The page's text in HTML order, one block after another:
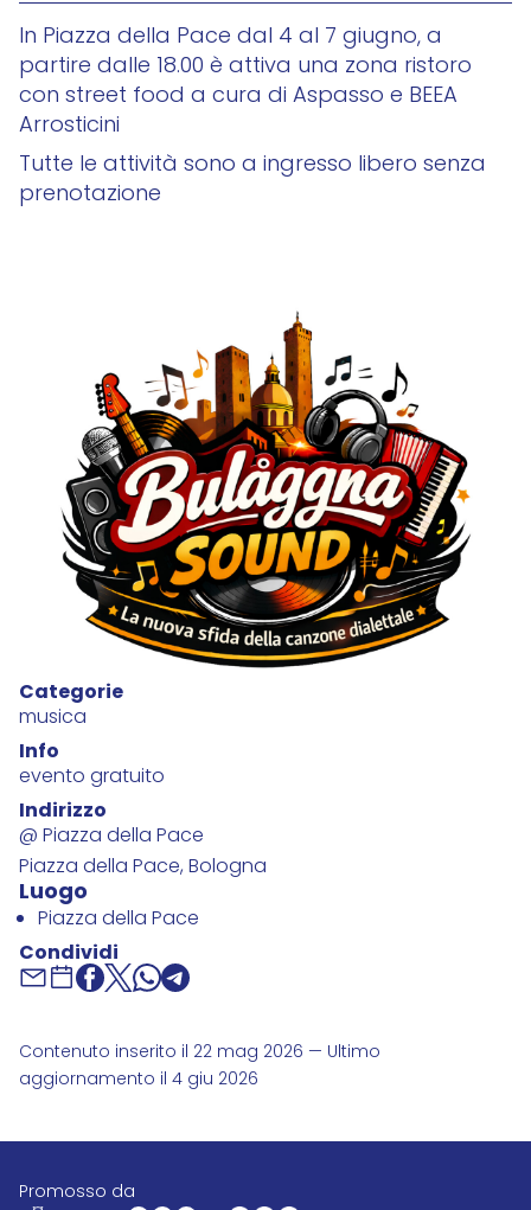
In Piazza della Pace dal 4 al 7 giugno, a
partire dalle 18.00 è attiva una zona ristoro
con street food a cura di Aspasso e BEEA
Arrosticini
Tutte le attività sono a ingresso libero senza
prenotazione
Categorie
musica
Info
evento gratuito
Indirizzo
@ Piazza della Pace
Piazza della Pace, Bologna
Luogo
Piazza della Pace
Condividi
Contenuto inserito il 22 mag 2026 — Ultimo
aggiornamento il 4 giu 2026
promosso da